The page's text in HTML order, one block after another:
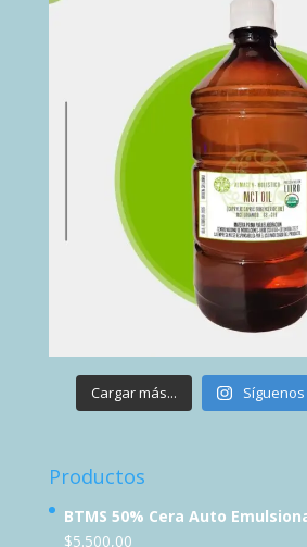
Cargar más...
Productos
BTMS 50% Cera Auto
$5.500,00